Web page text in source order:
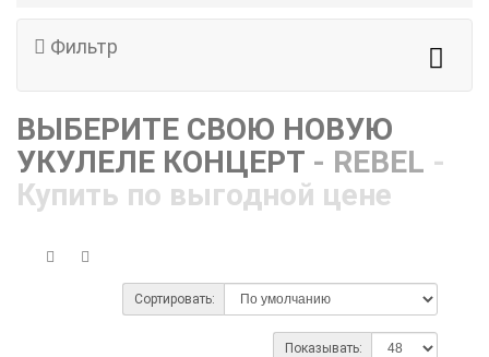
Фильтр
ВЫБЕРИТЕ СВОЮ НОВУЮ
УКУЛЕЛЕ КОНЦЕРТ - REBEL -
Купить по выгодной цене
Сортировать:
Показывать: